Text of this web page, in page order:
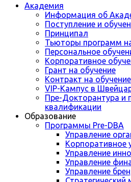
Академия
Информация об
Поступление и
Принципал
Тьюторы программ
Персональное
Корпоративное
Грант на обучение
Контракт на обучение
VIP-Кампус в
Пре-Докторантура и
квалификации
Образование
Программы Pre-DBA
Управление
Корпоративное
Управление
Управление
Управление